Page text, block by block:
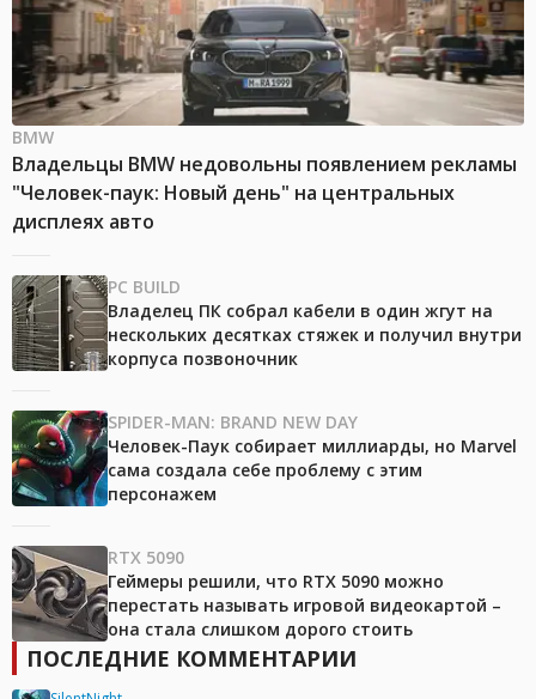
BMW
Владельцы BMW недовольны появлением рекламы
"Человек-паук: Новый день" на центральных
дисплеях авто
PC BUILD
Владелец ПК собрал кабели в один жгут на
нескольких десятках стяжек и получил внутри
корпуса позвоночник
SPIDER-MAN: BRAND NEW DAY
Человек-Паук собирает миллиарды, но Marvel
сама создала себе проблему с этим
персонажем
RTX 5090
Геймеры решили, что RTX 5090 можно
перестать называть игровой видеокартой –
она стала слишком дорого стоить
ПОСЛЕДНИЕ КОММЕНТАРИИ